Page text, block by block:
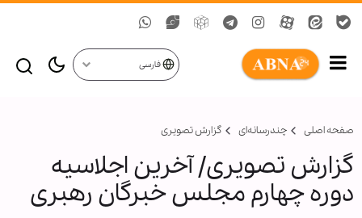
فارسی
صفحه اصلی چندرسانه‌ای گزارش تصويری
گزارش تصویری/ آخرین اجلاسیه
دوره چهارم مجلس خبرگان رهبری